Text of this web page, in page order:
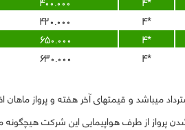
*4
420.000
*4
650.000
*4
630.000
میباشد و قیمتهای آخر هفته و پرواز ماهان افزایش
پرواز از طرف هواپیمایی این شرکت هیچگونه